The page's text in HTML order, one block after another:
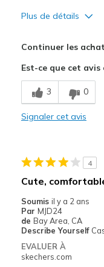
Plus de détails
View On Shoes
Continuer les
Est-ce que cet avis
3 0
Signaler cet avis
4
Cute,
Soumis il y a 2 ans
Par MJD24
de Bay Area, CA
Describe Yourself
EVALUER À
skechers.com